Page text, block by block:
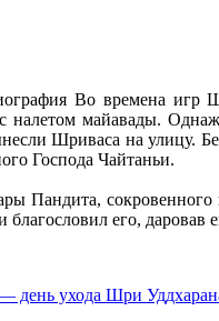
Во времена игр
налетом майавады.
Шриваса на улицу.
Господа Чайтаньи.
Пандита,
благословил его,
день ухода Шри